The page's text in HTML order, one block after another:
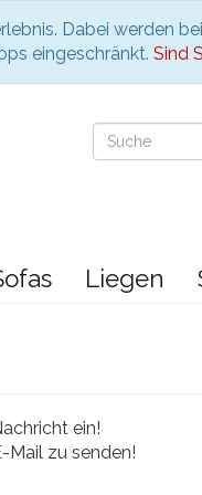
Dabei werden
eingeschränkt. Sind
Liegen
ein!
Mail zu senden!